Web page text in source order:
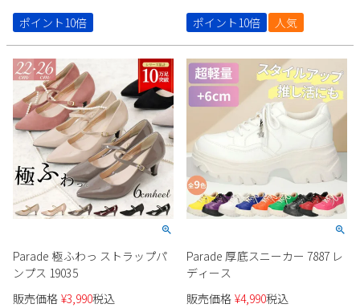
ポイント10倍
ポイント10倍
人気
Parade 極ふわっ ストラップパ
ンプス 19035
販売価格 ¥3,990税込
Parade 厚底スニーカー 7887 レ
ディース
販売価格 ¥4,990税込